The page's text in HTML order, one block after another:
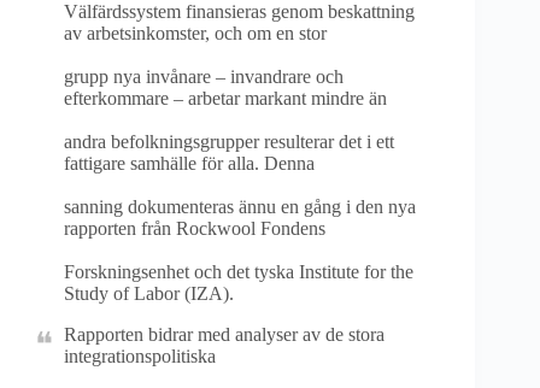
Välfärdssystem finansieras genom beskattning
av arbetsinkomster, och om en stor
grupp nya invånare – invandrare och
efterkommare – arbetar markant mindre än
andra befolkningsgrupper resulterar det i ett
fattigare samhälle för alla. Denna
sanning dokumenteras ännu en gång i den nya
rapporten från Rockwool Fondens
Forskningsenhet och det tyska Institute for the
Study of Labor (IZA).
Rapporten bidrar med analyser av de stora
integrationspolitiska